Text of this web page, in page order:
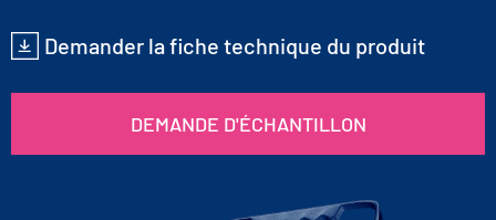
Demander la fiche technique du produit
DEMANDE D'ÉCHANTILLON